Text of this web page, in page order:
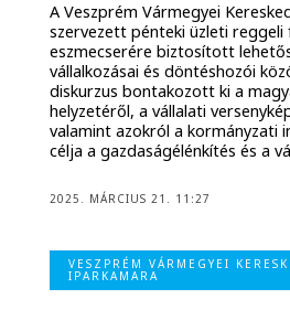
A Veszprém Vármegyei
szervezett pénteki üzleti
eszmecserére biztosított
vállalkozásai és döntéshozói
diskurzus bontakozott ki a
helyzetéről, a vállalati
valamint azokról a kormányzati
célja a gazdaságélénkítés és a
2025. MÁRCIUS 21. 11:27
VESZPRÉM VÁRMEGYEI
IPARKAMARA